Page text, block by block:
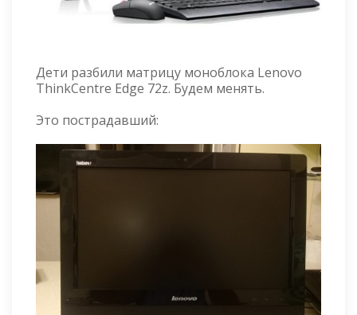
Дети разбили матрицу моноблока Lenovo
ThinkCentre Edge 72z. Будем менять.
Это пострадавший: